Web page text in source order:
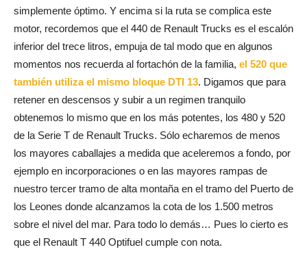
simplemente óptimo. Y encima si la ruta se complica este
motor, recordemos que el 440 de Renault Trucks es el escalón
inferior del trece litros, empuja de tal modo que en algunos
momentos nos recuerda al fortachón de la familia, el 520 que
también utiliza el mismo bloque DTI 13. Digamos que para
retener en descensos y subir a un regimen tranquilo
obtenemos lo mismo que en los más potentes, los 480 y 520
de la Serie T de Renault Trucks. Sólo echaremos de menos
los mayores caballajes a medida que aceleremos a fondo, por
ejemplo en incorporaciones o en las mayores rampas de
nuestro tercer tramo de alta montaña en el tramo del Puerto de
los Leones donde alcanzamos la cota de los 1.500 metros
sobre el nivel del mar. Para todo lo demás… Pues lo cierto es
que el Renault T 440 Optifuel cumple con nota.